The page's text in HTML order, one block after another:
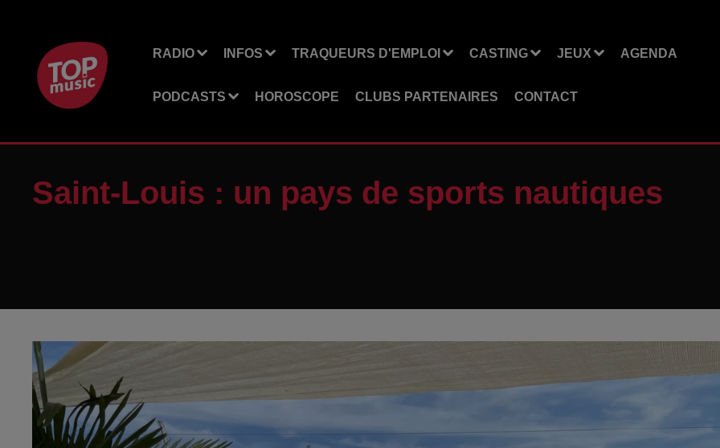
RADIO INFOS TRAQUEURS D'EMPLOI CASTING JEUX AGENDA
PODCASTS HOROSCOPE CLUBS PARTENAIRES CONTACT
Saint-Louis : un pays de sports nautiques